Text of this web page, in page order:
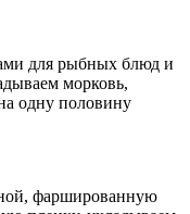
для рыбных блюд и
морковь,
одну половину
фаршированную